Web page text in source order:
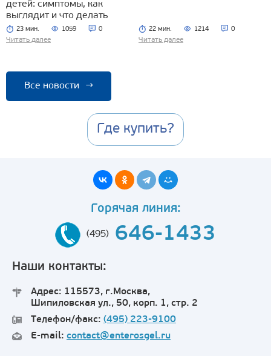
детей: симптомы, как
выглядит и что делать
23 мин. 1059 0
Читать далее
22 мин. 1214 0
Читать далее
Все новости →
Где купить?
Горячая линия:
(495) 646-1433
Наши контакты:
Адрес: 115573, г.Москва,
Шипиловская ул., 50, корп. 1, стр. 2
Телефон/факс: (495) 223-9100
E-mail: contact@enterosgel.ru